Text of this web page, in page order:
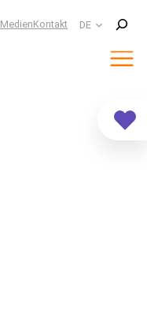
MedienKontakt DE
Suchen